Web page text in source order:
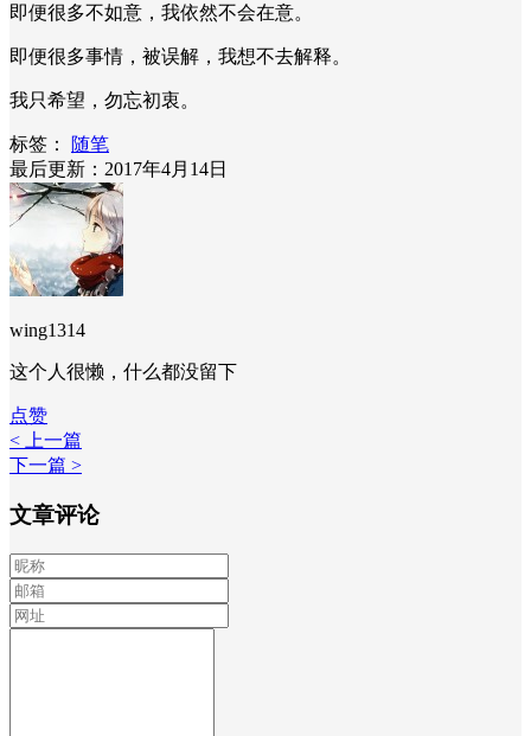
即便很多不如意，我依然不会在意。
即便很多事情，被误解，我想不去解释。
我只希望，勿忘初衷。
标签：
随笔
最后更新：2017年4月14日
wing1314
这个人很懒，什么都没留下
点赞
< 上一篇
下一篇 >
文章评论